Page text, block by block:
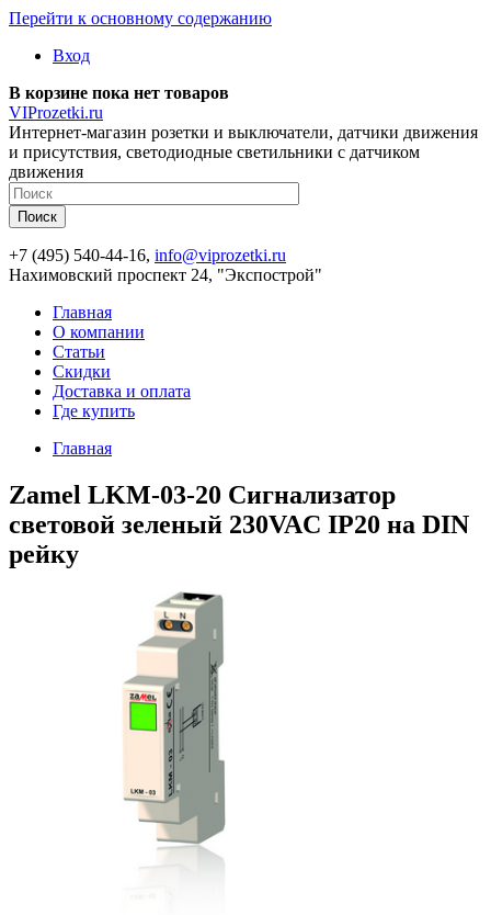
Перейти к основному содержанию
Вход
В корзине пока нет товаров
VIProzetki.ru
Интернет-магазин розетки и выключатели, датчики движения
и присутствия, светодиодные светильники с датчиком
движения
+7 (495) 540-44-16, info@viprozetki.ru
Нахимовский проспект 24, "Экспострой"
Главная
О компании
Статьи
Скидки
Доставка и оплата
Где купить
Главная
Zamel LKM-03-20 Сигнализатор
световой зеленый 230VAC IP20 на DIN
рейку